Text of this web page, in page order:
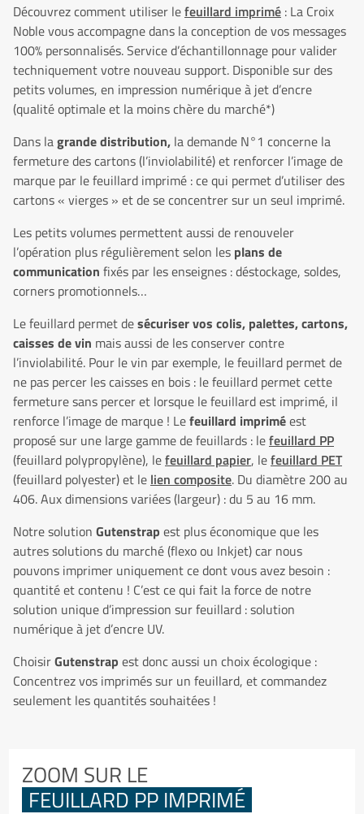
Découvrez comment utiliser lefeuillard imprimé : La Croix
Noble vous accompagne dans la conception de vos messages
100% personnalisés. Service d’échantillonnage pour valider
techniquement votre nouveau support. Disponible sur des
petits volumes, en impression numérique à jet d’encre
(qualité optimale et la moins chère du marché*)
Dans lagrande distribution, la demande N°1 concerne la
fermeture des cartons (l’inviolabilité) et renforcer l’image de
marque par le feuillard imprimé : ce qui permet d’utiliser des
cartons « vierges » et de se concentrer sur un seul imprimé.
Les petits volumes permettent aussi de renouveler
l’opération plus régulièrement selon les plans de
communication fixés par les enseignes : déstockage, soldes,
corners promotionnels…
Le feuillard permet desécuriser vos colis, palettes, cartons,
caisses de vin mais aussi de les conserver contre
l’inviolabilité. Pour le vin par exemple, le feuillard permet de
ne pas percer les caisses en bois : le feuillard permet cette
fermeture sans percer et lorsque le feuillard est imprimé, il
renforce l’image de marque ! Lefeuillard impriméest
proposé sur une large gamme de feuillards : lefeuillard PP
(feuillard polypropylène), lefeuillard papier, lefeuillard PET
(feuillard polyester) et le lien composite. Du diamètre 200 au
406. Aux dimensions variées (largeur) : du 5 au 16 mm.
Notre solution Gutenstrap est plus économique que les
autres solutions du marché (flexo ou Inkjet) car nous
pouvons imprimer uniquement ce dont vous avez besoin :
quantité et contenu ! C’est ce qui fait la force de notre
solution unique d’impression sur feuillard : solution
numérique à jet d’encre UV.
ChoisirGutenstrap est donc aussi un choix écologique :
Concentrez vos imprimés sur un feuillard, et commandez
seulement les quantités souhaitées !
ZOOM SUR LE
FEUILLARD PP IMPRIMÉ